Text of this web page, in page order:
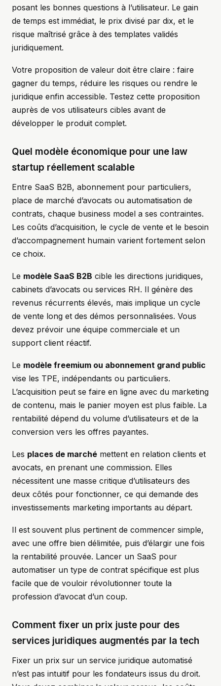
posant les bonnes questions à l’utilisateur. Le gain
de temps est immédiat, le prix divisé par dix, et le
risque maîtrisé grâce à des templates validés
juridiquement.
Votre proposition de valeur doit être claire : faire
gagner du temps, réduire les risques ou rendre le
juridique enfin accessible. Testez cette proposition
auprès de vos utilisateurs cibles avant de
développer le produit complet.
Quel modèle économique pour une law
startup réellement scalable
Entre SaaS B2B, abonnement pour particuliers,
place de marché d’avocats ou automatisation de
contrats, chaque business model a ses contraintes.
Les coûts d’acquisition, le cycle de vente et le besoin
d’accompagnement humain varient fortement selon
ce choix.
Le modèle SaaS B2B cible les directions juridiques,
cabinets d’avocats ou services RH. Il génère des
revenus récurrents élevés, mais implique un cycle
de vente long et des démos personnalisées. Vous
devez prévoir une équipe commerciale et un
support client réactif.
Le modèle freemium ou abonnement grand public
vise les TPE, indépendants ou particuliers.
L’acquisition peut se faire en ligne avec du marketing
de contenu, mais le panier moyen est plus faible. La
rentabilité dépend du volume d’utilisateurs et de la
conversion vers les offres payantes.
Les places de marché mettent en relation clients et
avocats, en prenant une commission. Elles
nécessitent une masse critique d’utilisateurs des
deux côtés pour fonctionner, ce qui demande des
investissements marketing importants au départ.
Il est souvent plus pertinent de commencer simple,
avec une offre bien délimitée, puis d’élargir une fois
la rentabilité prouvée. Lancer un SaaS pour
automatiser un type de contrat spécifique est plus
facile que de vouloir révolutionner toute la
profession d’avocat d’un coup.
Comment fixer un prix juste pour des
services juridiques augmentés par la tech
Fixer un prix sur un service juridique automatisé
n’est pas intuitif pour les fondateurs issus du droit.